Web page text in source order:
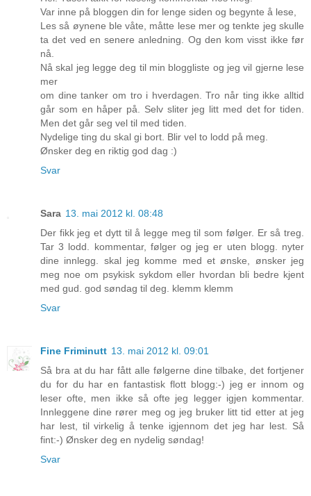
Var inne på bloggen din for lenge siden og begynte å lese,
Les så øynene ble våte, måtte lese mer og tenkte jeg skulle
ta det ved en senere anledning. Og den kom visst ikke før
nå.
Nå skal jeg legge deg til min bloggliste og jeg vil gjerne lese
mer
om dine tanker om tro i hverdagen. Tro når ting ikke alltid
går som en håper på. Selv sliter jeg litt med det for tiden.
Men det går seg vel til med tiden.
Nydelige ting du skal gi bort. Blir vel to lodd på meg.
Ønsker deg en riktig god dag :)
Svar
Sara 13. mai 2012 kl. 08:48
Der fikk jeg et dytt til å legge meg til som følger. Er så treg.
Tar 3 lodd. kommentar, følger og jeg er uten blogg. nyter
dine innlegg. skal jeg komme med et ønske, ønsker jeg
meg noe om psykisk sykdom eller hvordan bli bedre kjent
med gud. god søndag til deg. klemm klemm
Svar
Fine Friminutt 13. mai 2012 kl. 09:01
Så bra at du har fått alle følgerne dine tilbake, det fortjener
du for du har en fantastisk flott blogg:-) jeg er innom og
leser ofte, men ikke så ofte jeg legger igjen kommentar.
Innleggene dine rører meg og jeg bruker litt tid etter at jeg
har lest, til virkelig å tenke igjennom det jeg har lest. Så
fint:-) Ønsker deg en nydelig søndag!
Svar